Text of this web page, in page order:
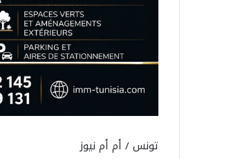
تونس / أم أم نيوز